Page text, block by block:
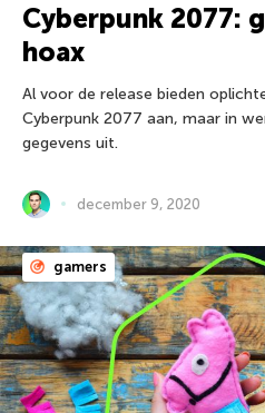
Cyberpunk 2077:
hoax
Al voor de release bieden
Cyberpunk 2077 aan, maar in
gegevens uit.
december 9, 2020
gamers